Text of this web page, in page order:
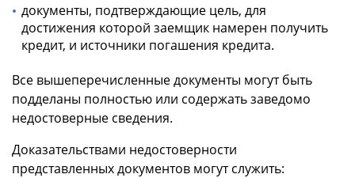
документы, подтверждающие цель, для
достижения которой заемщик намерен получить
кредит, и источники погашения кредита.
Все вышеперечисленные документы могут быть
подделаны полностью или содержать заведомо
недостоверные сведения.
Доказательствами недостоверности
представленных документов могут служить: